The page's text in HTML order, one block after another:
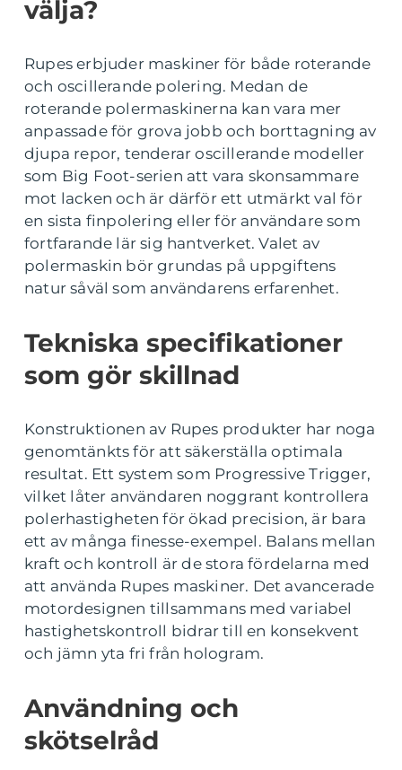
välja?
Rupes erbjuder maskiner för både roterande
och oscillerande polering. Medan de
roterande polermaskinerna kan vara mer
anpassade för grova jobb och borttagning av
djupa repor, tenderar oscillerande modeller
som Big Foot-serien att vara skonsammare
mot lacken och är därför ett utmärkt val för
en sista finpolering eller för användare som
fortfarande lär sig hantverket. Valet av
polermaskin bör grundas på uppgiftens
natur såväl som användarens erfarenhet.
Tekniska specifikationer
som gör skillnad
Konstruktionen av Rupes produkter har noga
genomtänkts för att säkerställa optimala
resultat. Ett system som Progressive Trigger,
vilket låter användaren noggrant kontrollera
polerhastigheten för ökad precision, är bara
ett av många finesse-exempel. Balans mellan
kraft och kontroll är de stora fördelarna med
att använda Rupes maskiner. Det avancerade
motordesignen tillsammans med variabel
hastighetskontroll bidrar till en konsekvent
och jämn yta fri från hologram.
Användning och
skötselråd